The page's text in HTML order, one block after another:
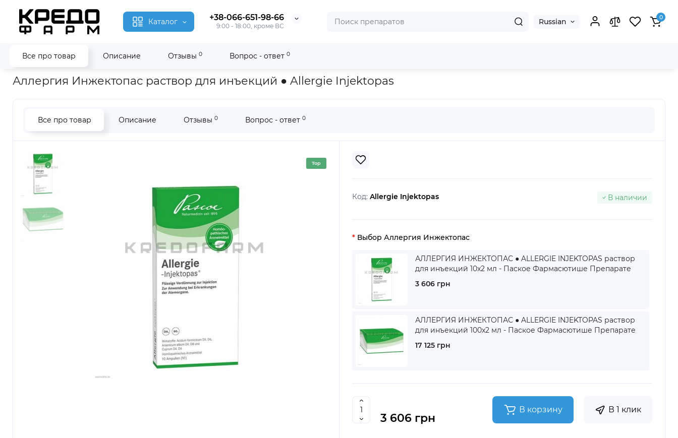
Каталог +38-066-651-98-66
9:00 - 18:00, кроме ВС Russian 0
Все про товар Описание Отзывы 0 Вопрос - ответ 0
Главная Гомеопатия Аллергия Инжектопас ● Allergie Injektopas
Аллергия Инжектопас раствор для инъекций ● Allergie Injektopas
Все про товар Описание Отзывы 0 Вопрос - ответ 0
Top
Код: Allergie Injektopas В наличии
Выбор Аллергия Инжектопас
АЛЛЕРГИЯ ИНЖЕКТОПАС ● ALLERGIE INJEKTOPAS раствор
для инъекций 10x2 мл - Паское Фармасютише Препарате
3 606 грн
АЛЛЕРГИЯ ИНЖЕКТОПАС ● ALLERGIE INJEKTOPAS раствор
для инъекций 100x2 мл - Паское Фармасютише Препарате
17 125 грн
3 606 грн
В корзину В 1 клик